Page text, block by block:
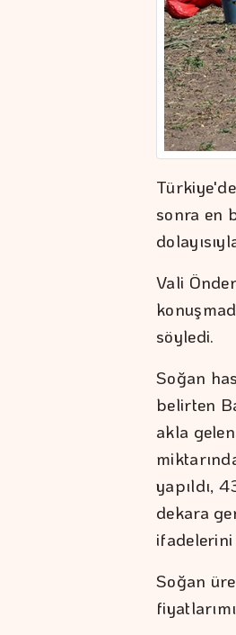
sonra en
Vali
söyledi.
Soğan
belirten
akla
yapıldı,
dekara
ifadelerini
Soğan